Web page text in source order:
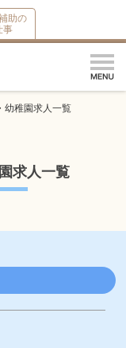
助の
事
幼稚園求人一覧
求人一覧